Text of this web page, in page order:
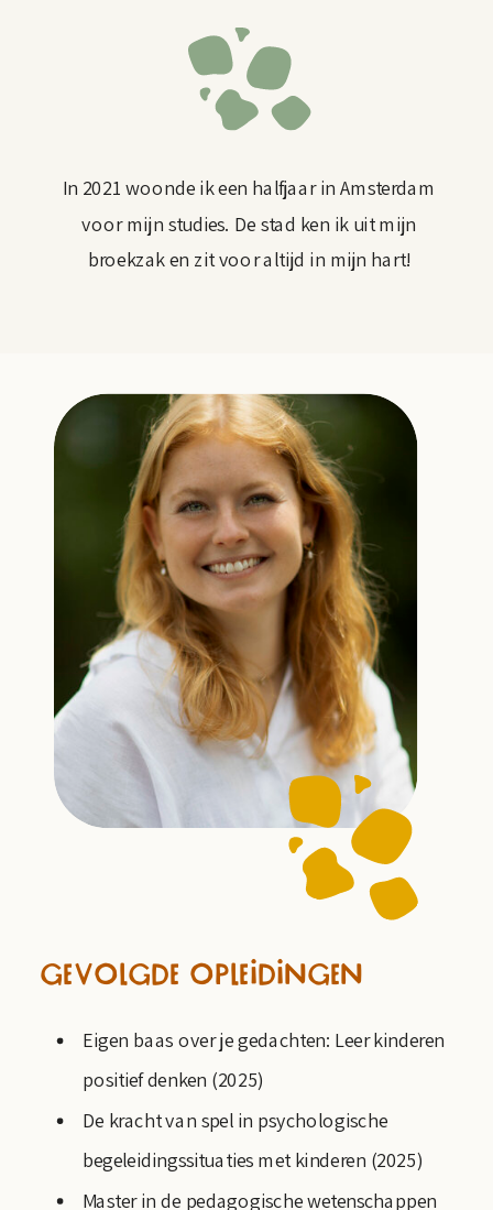
In 2021 woonde ik een halfjaar in Amsterdam
voor mijn studies. De stad ken ik uit mijn
broekzak en zit voor altijd in mijn hart!
GEVOLGDE OPLEIDINGEN
Eigen baas over je gedachten: Leer kinderen
positief denken (2025)
De kracht van spel in psychologische
begeleidingssituaties met kinderen (2025)
Master in de pedagogische wetenschappen